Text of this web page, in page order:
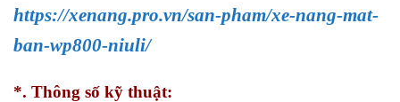
https://xenang.pro.vn/san-pham/xe-nang-mat-
ban-wp800-niuli/
*. Thông số kỹ thuật: